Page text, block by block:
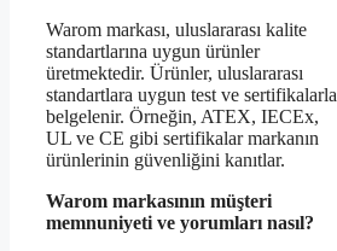
Warom markası, uluslararası kalite
standartlarına uygun ürünler
üretmektedir. Ürünler, uluslararası
standartlara uygun test ve sertifikalarla
belgelenir. Örneğin, ATEX, IECEx,
UL ve CE gibi sertifikalar markanın
ürünlerinin güvenliğini kanıtlar.
Warom markasının müşteri
memnuniyeti ve yorumları nasıl?